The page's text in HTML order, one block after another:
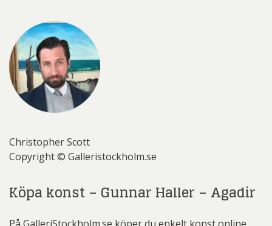
Christopher Scott
Copyright © Galleristockholm.se
Köpa konst – Gunnar Haller – Agadir